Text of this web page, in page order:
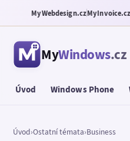
MyWebdesign.czMyInvoice.cz
MyWindows.cz
Úvod Windows Phone
Úvod›Ostatní témata›Business